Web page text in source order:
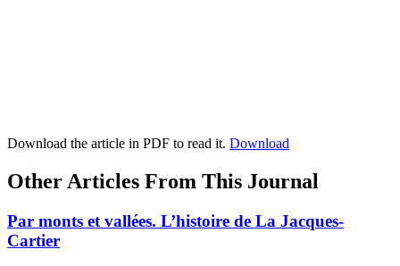
Download the article in PDF to read it. Download
Other Articles From This Journal
Par monts et vallées. L’histoire de La Jacques-
Cartier